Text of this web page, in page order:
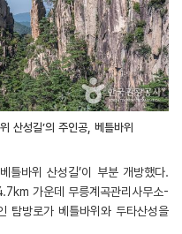
산성길’의 주인공, 베틀바위
바위 산성길’이 부분 개방했다.
가운데 무릉계곡관리사무소-
탐방로가 베틀바위와 두타산성을